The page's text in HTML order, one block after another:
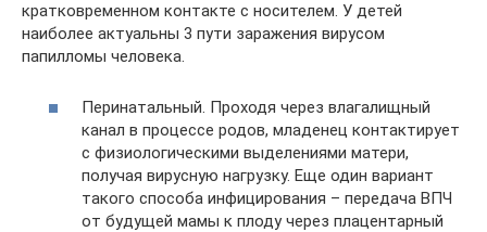
кратковременном контакте с носителем. У детей
наиболее актуальны 3 пути заражения вирусом
папилломы человека.
Перинатальный. Проходя через влагалищный
канал в процессе родов, младенец контактирует
с физиологическими выделениями матери,
получая вирусную нагрузку. Еще один вариант
такого способа инфицирования – передача ВПЧ
от будущей мамы к плоду через плацентарный